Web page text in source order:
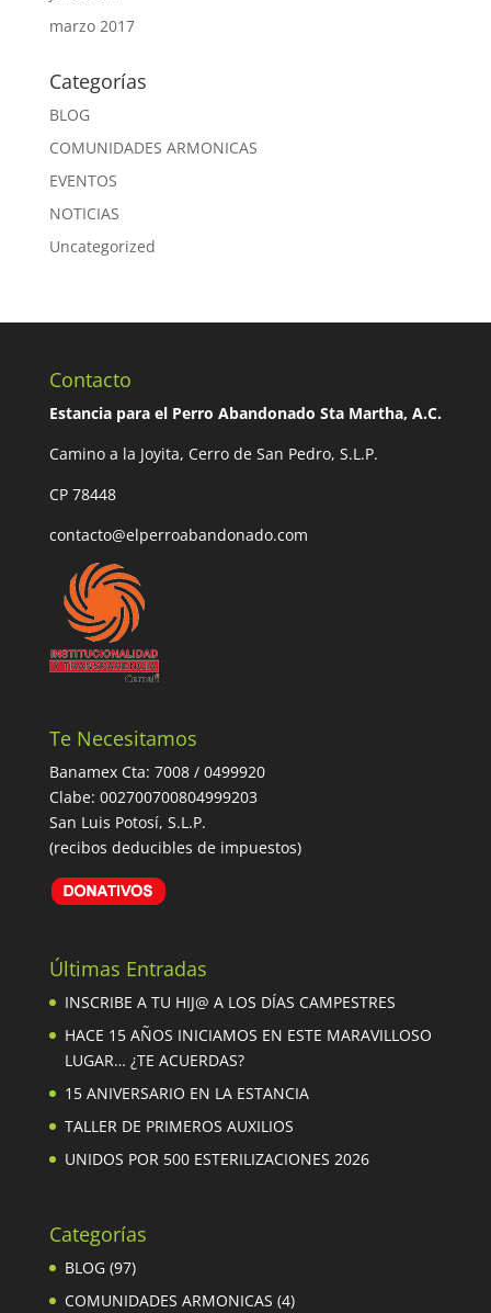
marzo 2017
Categorías
BLOG
COMUNIDADES ARMONICAS
EVENTOS
NOTICIAS
Uncategorized
Contacto
Estancia para el Perro Abandonado Sta Martha, A.C.
Camino a la Joyita, Cerro de San Pedro, S.L.P.
CP 78448
contacto@elperroabandonado.com
Te Necesitamos
Banamex Cta: 7008 / 0499920
Clabe: 002700700804999203
San Luis Potosí, S.L.P.
(recibos deducibles de impuestos)
Últimas Entradas
INSCRIBE A TU HIJ@ A LOS DÍAS CAMPESTRES
HACE 15 AÑOS INICIAMOS EN ESTE MARAVILLOSO
LUGAR… ¿TE ACUERDAS?
15 ANIVERSARIO EN LA ESTANCIA
TALLER DE PRIMEROS AUXILIOS
UNIDOS POR 500 ESTERILIZACIONES 2026
Categorías
BLOG(97)
COMUNIDADES ARMONICAS (4)